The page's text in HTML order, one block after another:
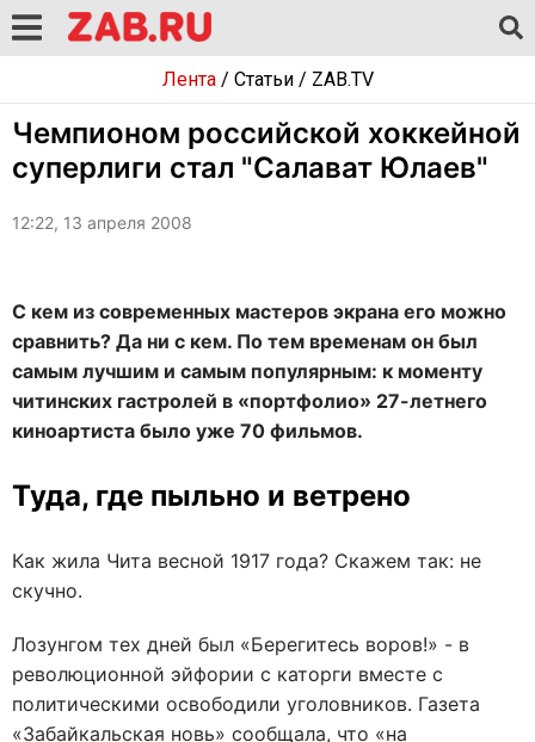
Лента/ Статьи/ ZAB.TV
Чемпионом российской хоккейной
суперлиги стал "Салават Юлаев"
12:22, 13 апреля 2008
С кем из современных мастеров экрана его можно
сравнить? Да ни с кем. По тем временам он был
самым лучшим и самым популярным: к моменту
читинских гастролей в «портфолио» 27-летнего
киноартиста было уже 70 фильмов.
Туда, где пыльно и ветрено
Как жила Чита весной 1917 года? Скажем так: не
скучно.
Лозунгом тех дней был «Берегитесь воров!» - в
революционной эйфории с каторги вместе с
политическими освободили уголовников. Газета
«Забайкальская новь» сообщала, что «на